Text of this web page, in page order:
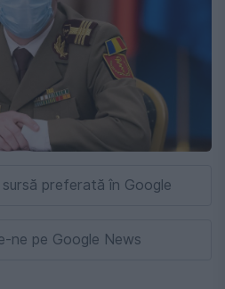
preferată în Google
ne pe Google News